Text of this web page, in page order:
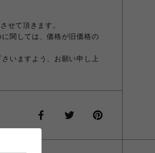
せて頂きます。
関しては、価格が旧価格の
いますよう、お願い申し上